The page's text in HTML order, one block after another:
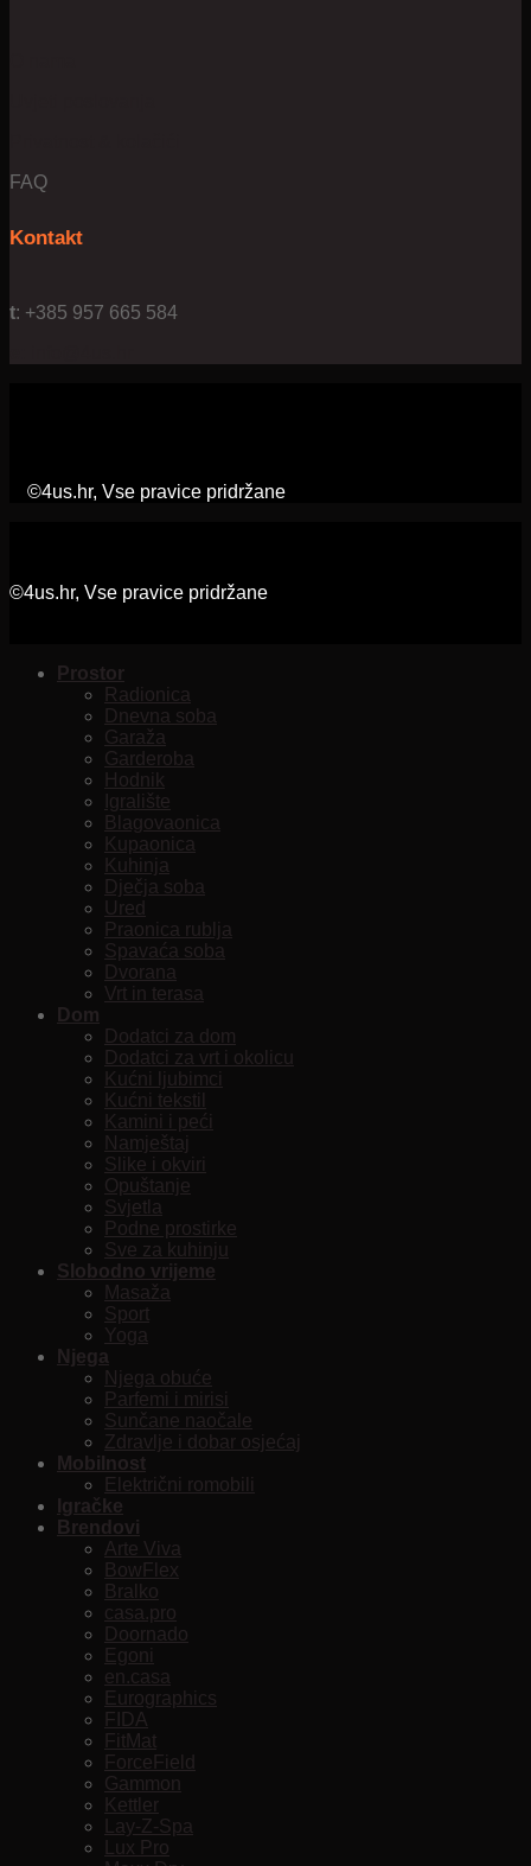
FAQ
Kontakt
t: +385 957 665 584
©4us.hr, Vse pravice pridržane
©4us.hr, Vse pravice pridržane
Prostor
Radionica
Dnevna soba
Garaža
Garderoba
Hodnik
Igralište
Blagovaonica
Kupaonica
Kuhinja
Dječja soba
Ured
Praonica rublja
Spavaća soba
Dvorana
Vrt in terasa
Dom
Dodatci za dom
Dodatci za vrt i okolicu
Kućni ljubimci
Kućni tekstil
Kamini i peći
Namještaj
Slike i okviri
Opuštanje
Svjetla
Podne prostirke
Sve za kuhinju
Slobodno vrijeme
Masaža
Sport
Yoga
Njega
Njega obuće
Parfemi i mirisi
Sunčane naočale
Zdravlje i dobar osjećaj
Mobilnost
Električni romobili
Igračke
Brendovi
Arte Viva
BowFlex
Bralko
casa.pro
Doornado
Egoni
en.casa
Eurographics
FIDA
FitMat
ForceField
Gammon
Kettler
Lay-Z-Spa
Lux Pro